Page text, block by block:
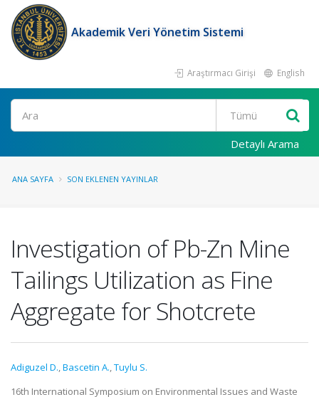
Akademik Veri Yönetim Sistemi
Araştırmacı Girişi English
Ara
Detaylı Arama
ANA SAYFA SON EKLENEN YAYINLAR
Investigation of Pb-Zn Mine
Tailings Utilization as Fine
Aggregate for Shotcrete
Adiguzel D.,Bascetin A.,Tuylu S.
16th International Symposium on Environmental Issues and Waste